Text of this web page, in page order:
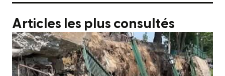
Articles les plus consultés